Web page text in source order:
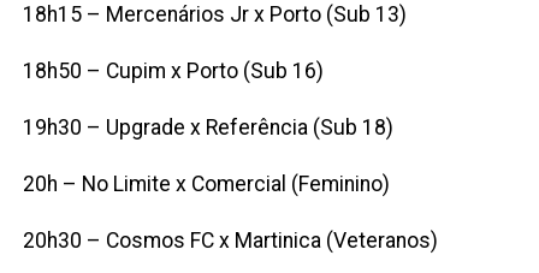
18h15 – Mercenários Jr x Porto (Sub 13)
18h50 – Cupim x Porto (Sub 16)
19h30 – Upgrade x Referência (Sub 18)
20h – No Limite x Comercial (Feminino)
20h30 – Cosmos FC x Martinica (Veteranos)